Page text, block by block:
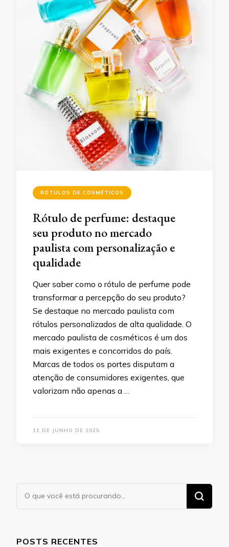
RÓTULOS DE COSMÉTICOS
Rótulo de perfume: destaque
seu produto no mercado
paulista com personalização e
qualidade
Quer saber como o rótulo de perfume pode
transformar a percepção do seu produto?
Se destaque no mercado paulista com
rótulos personalizados de alta qualidade. O
mercado paulista de cosméticos é um dos
mais exigentes e concorridos do país.
Marcas de todos os portes disputam a
atenção de consumidores exigentes, que
valorizam não apenas a …
11 DE JUNHO DE 2025
POSTS RECENTES